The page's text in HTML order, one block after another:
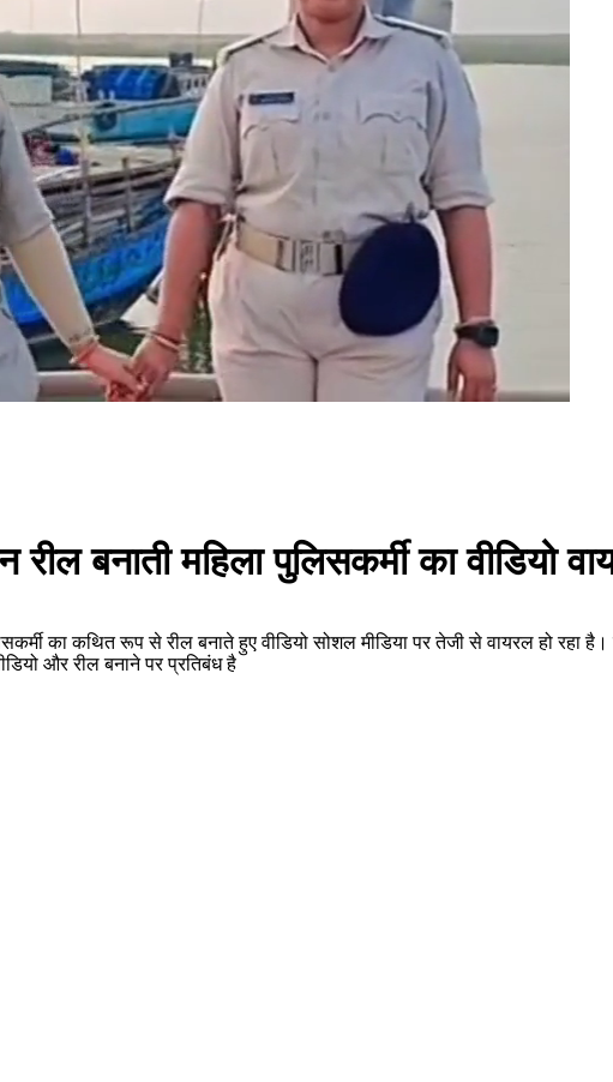
बनाती महिला पुलिसकर्मी का वीडियो
का कथित रूप से रील बनाते हुए वीडियो सोशल मीडिया पर तेजी से वायरल हो रहा
और रील बनाने पर प्रतिबंध है